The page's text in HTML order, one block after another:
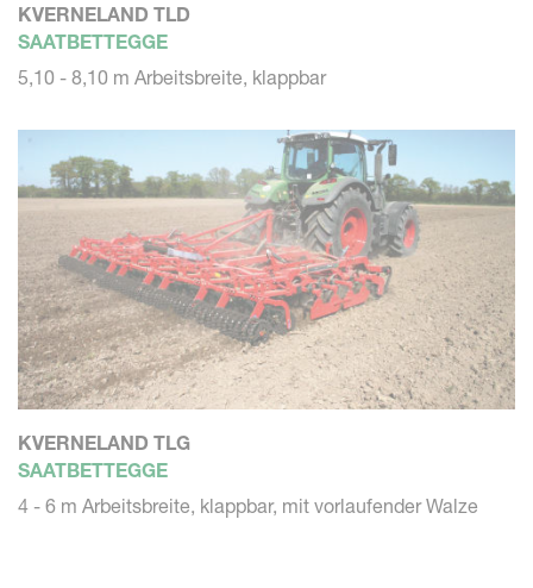
KVERNELAND TLD
SAATBETTEGGE
5,10 - 8,10 m Arbeitsbreite, klappbar
KVERNELAND TLG
SAATBETTEGGE
4 - 6 m Arbeitsbreite, klappbar, mit vorlaufender Walze